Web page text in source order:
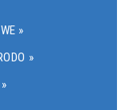
»
»